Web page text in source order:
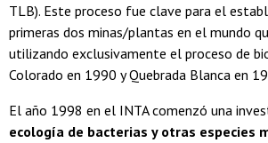
TLB). Este proceso fue clave para el
primeras dos minas/plantas en el mundo
utilizando exclusivamente el proceso de
Colorado en 1990 y Quebrada Blanca en
El año 1998 en el INTA comenzó una
ecología de bacterias y otras especies